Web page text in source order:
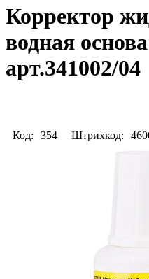
Корректор
водная
арт.341002/04
Код: 354 Штрихкод: